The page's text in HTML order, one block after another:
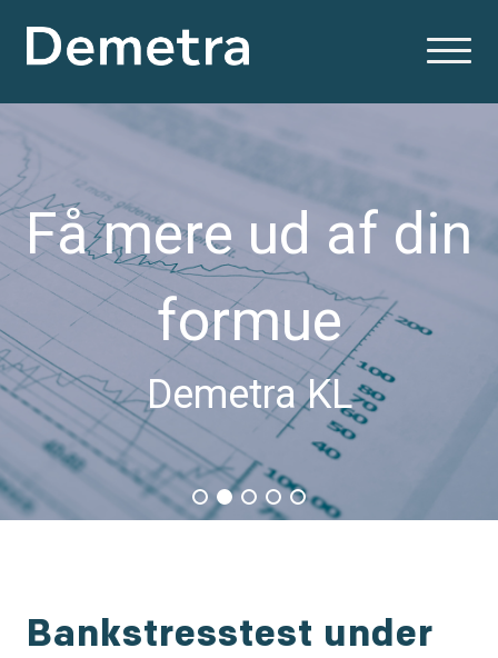
Få mere ud af din
formue
Demetra KL
Bankstresstest under